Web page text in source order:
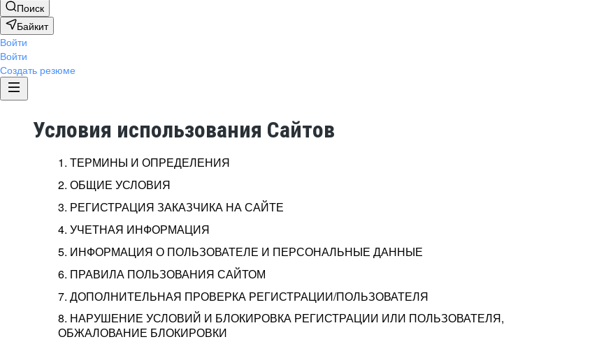
Поиск
Байкит
Войти
Войти
Создать резюме
Условия использования Сайтов
1. ТЕРМИНЫ И ОПРЕДЕЛЕНИЯ
2. ОБЩИЕ УСЛОВИЯ
3. РЕГИСТРАЦИЯ ЗАКАЗЧИКА НА САЙТЕ
4. УЧЕТНАЯ ИНФОРМАЦИЯ
5. ИНФОРМАЦИЯ О ПОЛЬЗОВАТЕЛЕ И ПЕРСОНАЛЬНЫЕ ДАННЫЕ
6. ПРАВИЛА ПОЛЬЗОВАНИЯ САЙТОМ
7. ДОПОЛНИТЕЛЬНАЯ ПРОВЕРКА РЕГИСТРАЦИИ/ПОЛЬЗОВАТЕЛЯ
8. НАРУШЕНИЕ УСЛОВИЙ И БЛОКИРОВКА РЕГИСТРАЦИИ ИЛИ ПОЛЬЗОВАТЕЛЯ,
ОБЖАЛОВАНИЕ БЛОКИРОВКИ